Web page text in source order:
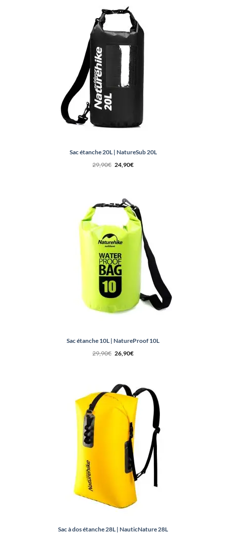
Sac étanche 20L | NatureSub 20L
29,90€ Le
prix
24,90€Le
Sac étanche 10L | NatureProof 10L
29,90€ Le
prix
26,90€Le
Sac à dos étanche 28L | NauticNature 28L